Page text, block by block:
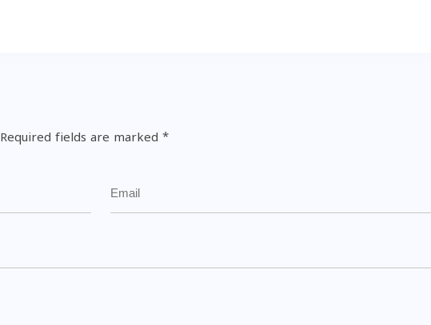
Required fields are marked *